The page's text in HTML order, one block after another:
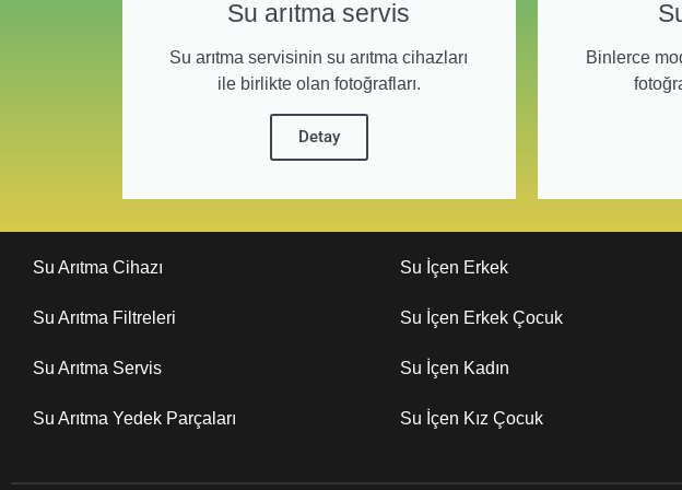
Su arıtma servis
Su arıtma servisinin su arıtma cihazları
ile birlikte olan fotoğrafları.
Detay
Binlerce
Su Arıtma Cihazı
Su Arıtma Filtreleri
Su Arıtma Servis
Su Arıtma Yedek Parçaları
Su İçen Erkek
Su İçen Erkek Çocuk
Su İçen Kadın
Su İçen Kız Çocuk